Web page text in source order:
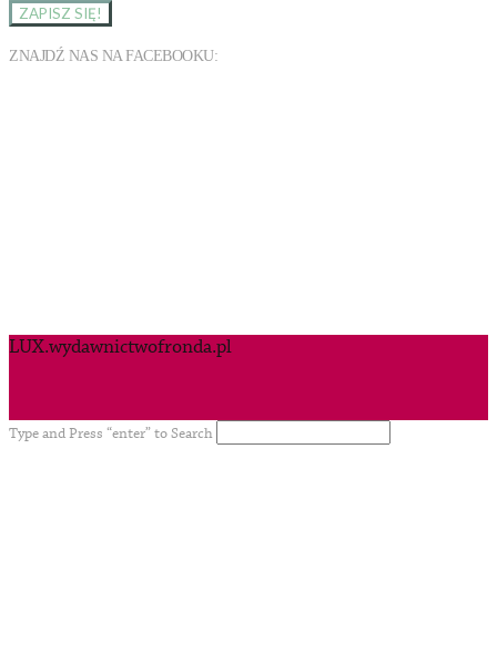
ZNAJDŹ NAS NA FACEBOOKU:
LUX.wydawnictwofronda.pl
Type and Press “enter” to Search